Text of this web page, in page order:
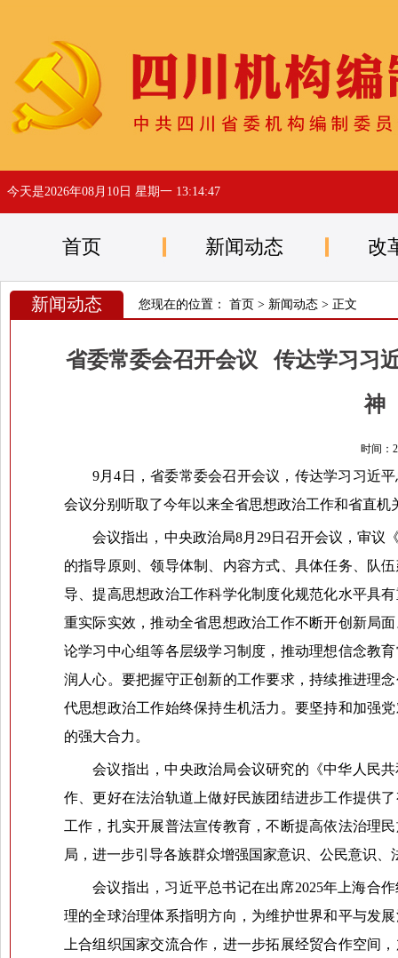
今天是2026年08月10日 星期一 13:14:47
首页 新闻动态 改
新闻动态 您现在的位置： 首页 > 新闻动态 > 正文
省委常委会召开会议 传达学习习
神
时间：
9月4日，省委常委会召开会议，传达学习习近
会议分别听取了今年以来全省思想政治工作和省直
会议指出，中央政治局8月29日召开会议，审议
的指导原则、领导体制、内容方式、具体任务、队
导、提高思想政治工作科学化制度化规范化水平具
重实际实效，推动全省思想政治工作不断开创新局
论学习中心组等各层级学习制度，推动理想信念教
润人心。要把握守正创新的工作要求，持续推进理
代思想政治工作始终保持生机活力。要坚持和加强
的强大合力。
会议指出，中央政治局会议研究的《中华人民
作、更好在法治轨道上做好民族团结进步工作提供
工作，扎实开展普法宣传教育，不断提高依法治理
局，进一步引导各族群众增强国家意识、公民意识、
会议指出，习近平总书记在出席2025年上海合
理的全球治理体系指明方向，为维护世界和平与发
上合组织国家交流合作，进一步拓展经贸合作空间